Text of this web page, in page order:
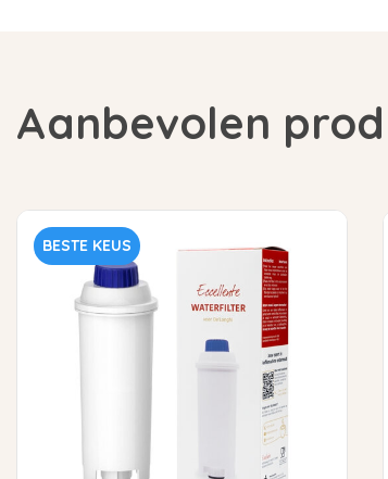
Aanbevolen
BESTE KEUS